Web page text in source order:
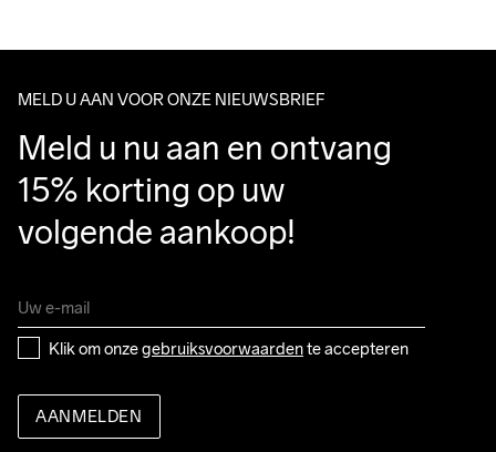
Make sure to choose an address where you receive the
MELD U AAN VOOR ONZE NIEUWSBRIEF
Meld u nu aan en ontvang
15% korting op uw
volgende aankoop!
Klik om onze gebruiksvoorwaarden te accepteren
AANMELDEN